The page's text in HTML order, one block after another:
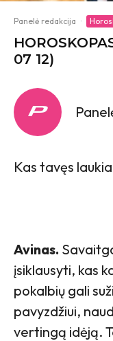
Panelė redakcija ·
07 12)
Kas tavęs
Avinas.
įsiklausyti, kas
pokalbių gali
pavyzdžiui,
vertingą idėją.